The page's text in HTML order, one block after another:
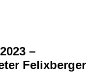
–
Felixberger